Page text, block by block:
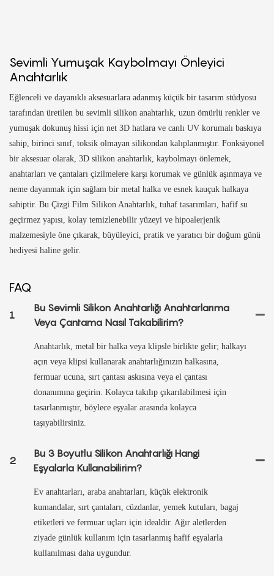
Sevimli Yumuşak Kaybolmayı Önleyici
Anahtarlık
Eğlenceli ve dayanıklı aksesuarlara adanmış küçük bir tasarım stüdyosu
tarafından üretilen bu sevimli silikon anahtarlık, uzun ömürlü renkler ve
yumuşak dokunuş hissi için net 3D hatlara ve canlı UV korumalı baskıya
sahip, birinci sınıf, toksik olmayan silikondan kalıplanmıştır. Fonksiyonel
bir aksesuar olarak, 3D silikon anahtarlık, kaybolmayı önlemek,
anahtarları ve çantaları çizilmelere karşı korumak ve günlük aşınmaya ve
neme dayanmak için sağlam bir metal halka ve esnek kauçuk halkaya
sahiptir. Bu Çizgi Film Silikon Anahtarlık, tuhaf tasarımları, hafif su
geçirmez yapısı, kolay temizlenebilir yüzeyi ve hipoalerjenik
malzemesiyle öne çıkarak, büyüleyici, pratik ve yaratıcı bir doğum günü
hediyesi haline gelir.
FAQ
1
Bu Sevimli Silikon Anahtarlığı Anahtarlarıma
Veya Çantama Nasıl Takabilirim?
Anahtarlık, metal bir halka veya klipsle birlikte gelir; halkayı
açın veya klipsi kullanarak anahtarlığınızın halkasına,
fermuar ucuna, sırt çantası askısına veya el çantası
donanımına geçirin. Kolayca takılıp çıkarılabilmesi için
tasarlanmıştır, böylece eşyalar arasında kolayca
taşıyabilirsiniz.
2
Bu 3 Boyutlu Silikon Anahtarlığı Hangi
Eşyalarla Kullanabilirim?
Ev anahtarları, araba anahtarları, küçük elektronik
kumandalar, sırt çantaları, cüzdanlar, yemek kutuları, bagaj
etiketleri ve fermuar uçları için idealdir. Ağır aletlerden
ziyade günlük kullanım için tasarlanmış hafif eşyalarla
kullanılması daha uygundur.